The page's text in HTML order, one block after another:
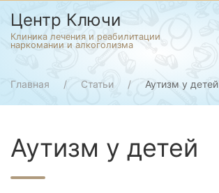
Центр Ключи
Клиника лечения и реабилитации
наркомании и алкоголизма
Главная Статьи Аутизм у детей
Аутизм у детей